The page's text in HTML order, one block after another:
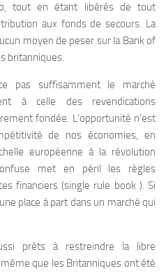
tout en étant libérés de tout
aux fonds de secours. La
moyen de peser sur la Bank of
britanniques.
pas suffisamment le marché
à celle des revendications
fondée. L’opportunité n’est
de nos économies, en
européenne à la révolution
met en péril les règles
financiers (single rule book ). Si
place à part dans un marché qui
prêts à restreindre la libre
que les Britanniques ont été